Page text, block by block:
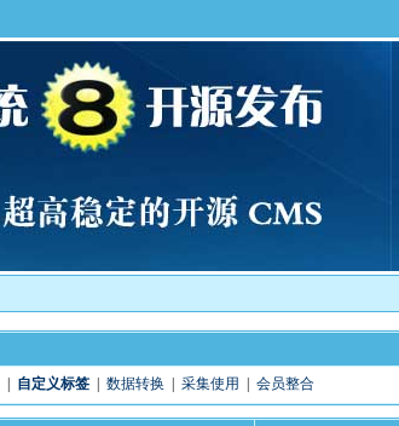
自定义标签| 数据转换 采集使用 会员整合